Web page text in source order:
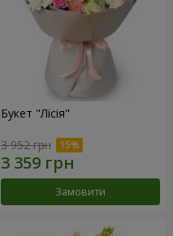
Букет "Лісія"
3 952 грн
Замовити